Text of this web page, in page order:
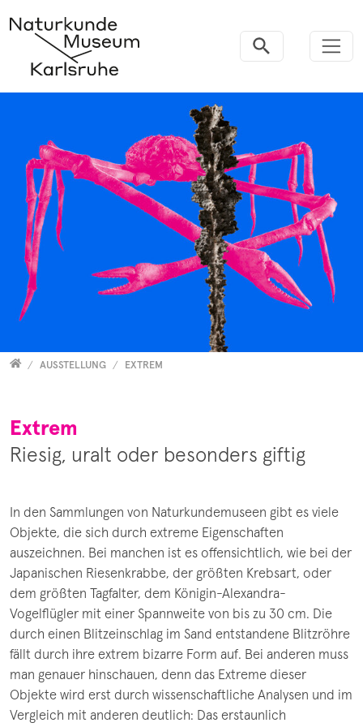
Versammelt
AUSSTELLUNG EXTREM
Extrem
Riesig, uralt oder besonders giftig
In den Sammlungen von Naturkundemuseen gibt es viele
Objekte, die sich durch extreme Eigenschaften
auszeichnen. Bei manchen ist es offensichtlich, wie bei der
Japanischen Riesenkrabbe, der größten Krebsart, oder
dem größten Tagfalter, dem Königin-Alexandra-
Vogelflügler mit einer Spannweite von bis zu 30 cm. Die
durch einen Blitzeinschlag im Sand entstandene Blitzröhre
fällt durch ihre extrem bizarre Form auf. Bei anderen muss
man genauer hinschauen, denn das Extreme dieser
Objekte wird erst durch wissenschaftliche Analysen und im
Vergleich mit anderen deutlich: Das erstaunlich